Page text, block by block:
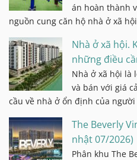
án hoàn thành
nguồn cung căn hộ nhà ở xã
Nhà ở xã hội.
những điều
Nhà ở xã hội là
và bán với giá
cầu về nhà ở ổn định của người
The Beverly
nhật 07/2026)
Phân khu The